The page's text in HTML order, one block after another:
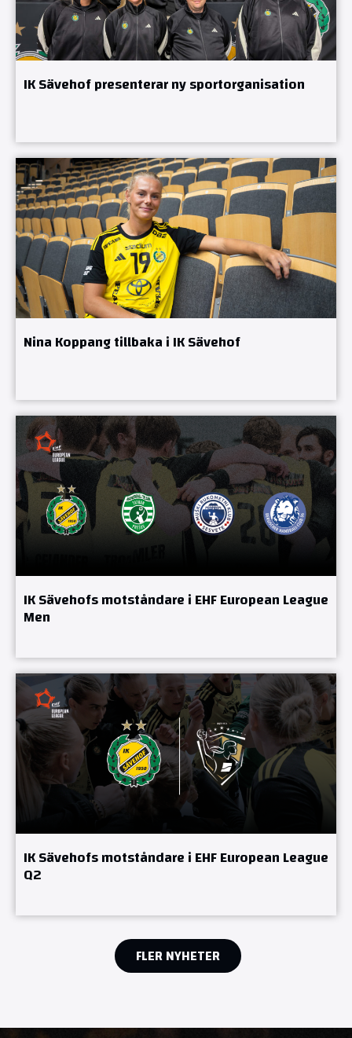
IK Sävehof presenterar ny sportorganisation
Nina Koppang tillbaka i IK Sävehof
IK Sävehofs motståndare i EHF European League
Men
IK Sävehofs motståndare i EHF European League
Q2
FLER NYHETER